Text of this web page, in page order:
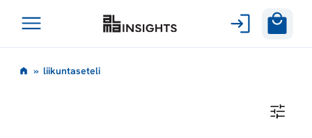
sisältöön
Avaa
l » liikuntaseteli